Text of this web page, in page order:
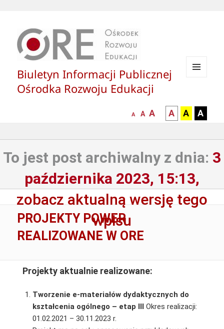
Biuletyn Informacji Publicznej
Ośrodka Rozwoju Edukacji
mniejsza
A
normalna
A
większa-
czcionka
A
kontrast
czarny
białym
A
kontrast
czarny
zółtym
A
żółty
A
To jest post archiwalny z dnia: 3
października 2023, 15:13,
zobacz aktualną wersję tego
wpisu
PROJEKTY POWER
REALIZOWANE W ORE
Projekty aktualnie realizowane:
Tworzenie e-materiałów dydaktycznych do
kształcenia ogólnego – etap III Okres realizacji:
01.02.2021 – 30.11.2023 r.